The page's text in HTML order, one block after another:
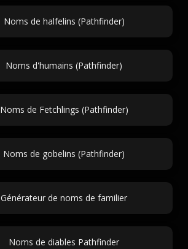
Noms de halfelins (Pathfinder)
Noms d'humains (Pathfinder)
Noms de Fetchlings (Pathfinder)
Noms de gobelins (Pathfinder)
Générateur de noms de familier
Noms de diables Pathfinder